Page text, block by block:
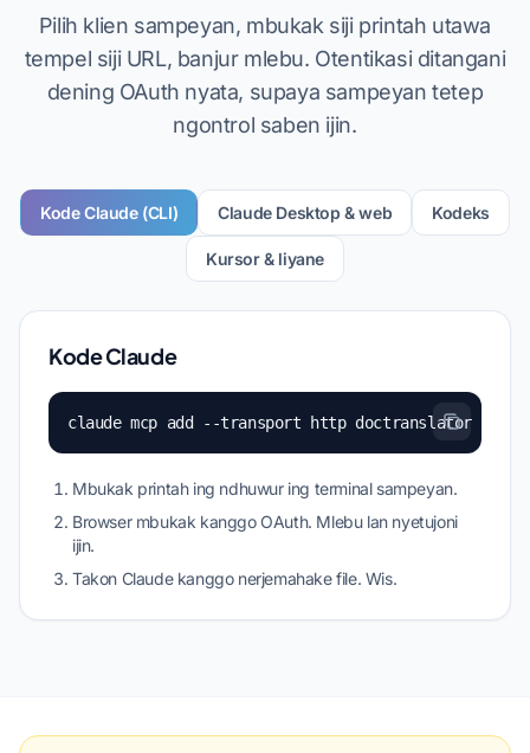
Pilih klien sampeyan, mbukak siji printah utawa
tempel siji URL, banjur mlebu. Otentikasi ditangani
dening OAuth nyata, supaya sampeyan tetep
ngontrol saben ijin.
Kode Claude (CLI) Claude Desktop & web Kodeks
Kursor & liyane
Kode Claude
claude mcp add --transport http doctranslator
Mbukak printah ing ndhuwur ing terminal sampeyan.
Browser mbukak kanggo OAuth. Mlebu lan nyetujoni
ijin.
Takon Claude kanggo nerjemahake file. Wis.